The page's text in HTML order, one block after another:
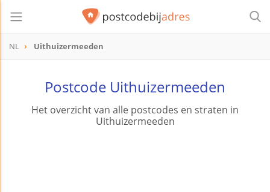
NL Uithuizermeeden
Postcode Uithuizermeeden
Het overzicht van alle postcodes en straten in
Uithuizermeeden